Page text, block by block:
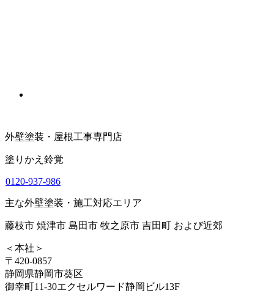
外壁塗装・屋根工事専門店
塗りかえ鈴覚
0120-937-986
主な外壁塗装・施工対応エリア
藤枝市 焼津市 島田市 牧之原市 吉田町 および近郊
＜本社＞
〒420-0857
静岡県静岡市葵区
御幸町11-30エクセルワード静岡ビル13F